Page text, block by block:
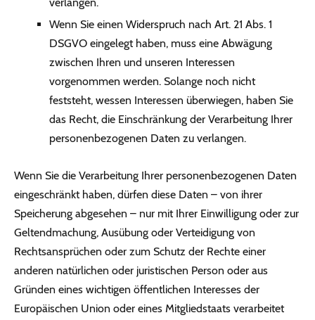
verlangen.
Wenn Sie einen Widerspruch nach Art. 21 Abs. 1
DSGVO eingelegt haben, muss eine Abwägung
zwischen Ihren und unseren Interessen
vorgenommen werden. Solange noch nicht
feststeht, wessen Interessen überwiegen, haben Sie
das Recht, die Einschränkung der Verarbeitung Ihrer
personenbezogenen Daten zu verlangen.
Wenn Sie die Verarbeitung Ihrer personenbezogenen Daten
eingeschränkt haben, dürfen diese Daten – von ihrer
Speicherung abgesehen – nur mit Ihrer Einwilligung oder zur
Geltendmachung, Ausübung oder Verteidigung von
Rechtsansprüchen oder zum Schutz der Rechte einer
anderen natürlichen oder juristischen Person oder aus
Gründen eines wichtigen öffentlichen Interesses der
Europäischen Union oder eines Mitgliedstaats verarbeitet